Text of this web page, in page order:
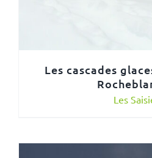
Les cascades
Les